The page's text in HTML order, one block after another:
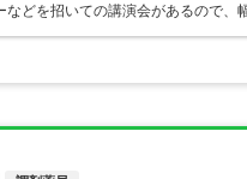
どを招いての講演会があるので、